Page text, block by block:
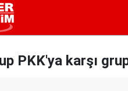
PKK'ya karşı